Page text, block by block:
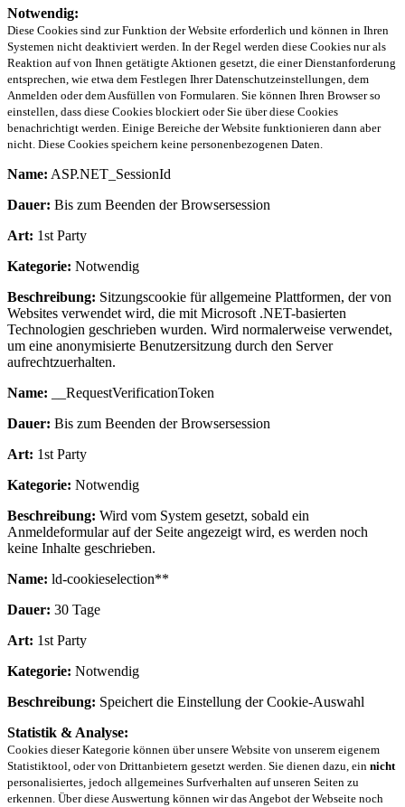
Notwendig:
Diese Cookies sind zur Funktion der Website erforderlich und können in Ihren
Systemen nicht deaktiviert werden. In der Regel werden diese Cookies nur als
Reaktion auf von Ihnen getätigte Aktionen gesetzt, die einer Dienstanforderung
entsprechen, wie etwa dem Festlegen Ihrer Datenschutzeinstellungen, dem
Anmelden oder dem Ausfüllen von Formularen. Sie können Ihren Browser so
einstellen, dass diese Cookies blockiert oder Sie über diese Cookies
benachrichtigt werden. Einige Bereiche der Website funktionieren dann aber
nicht. Diese Cookies speichern keine personenbezogenen Daten.
Name: ASP.NET_SessionId
Dauer: Bis zum Beenden der Browsersession
Art: 1st Party
Kategorie: Notwendig
Beschreibung: Sitzungscookie für allgemeine Plattformen, der von
Websites verwendet wird, die mit Microsoft .NET-basierten
Technologien geschrieben wurden. Wird normalerweise verwendet,
um eine anonymisierte Benutzersitzung durch den Server
aufrechtzuerhalten.
Name: __RequestVerificationToken
Dauer: Bis zum Beenden der Browsersession
Art: 1st Party
Kategorie: Notwendig
Beschreibung: Wird vom System gesetzt, sobald ein
Anmeldeformular auf der Seite angezeigt wird, es werden noch
keine Inhalte geschrieben.
Name: ld-cookieselection**
Dauer: 30 Tage
Art: 1st Party
Kategorie: Notwendig
Beschreibung: Speichert die Einstellung der Cookie-Auswahl
Statistik & Analyse:
Cookies dieser Kategorie können über unsere Website von unserem eigenem
Statistiktool, oder von Drittanbietern gesetzt werden. Sie dienen dazu, ein nicht
personalisiertes, jedoch allgemeines Surfverhalten auf unseren Seiten zu
erkennen. Über diese Auswertung können wir das Angebot der Webseite noch